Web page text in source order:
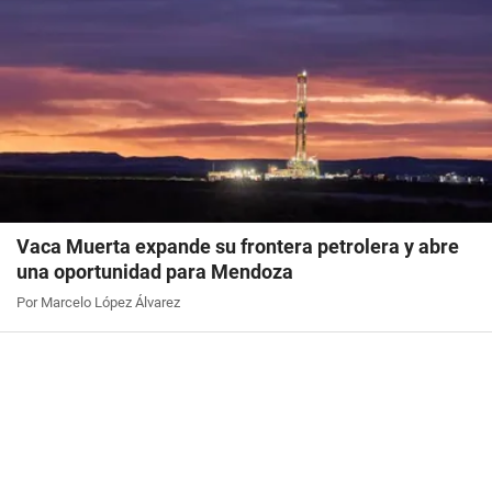
Vaca Muerta expande su frontera petrolera y abre
una oportunidad para Mendoza
Por Marcelo López Álvarez